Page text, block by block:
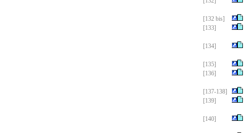
[132 bis]
[133]
[134]
[135]
[136]
[137-138]
[139]
[140]